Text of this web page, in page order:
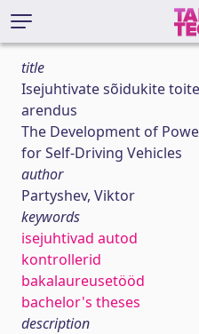
title
Isejuhtivate sõidukite
arendus
The Development of
for Self-Driving Vehicles
author
Partyshev, Viktor
keywords
isejuhtivad autod
kontrollerid
bakalaureusetööd
bachelor's theses
description